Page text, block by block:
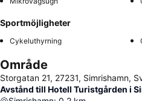
Sportmöjligheter
Cykeluthyrning
Område
Storgatan 21, 27231, Simrishamn,
Avstånd till Hotell Turistgården i